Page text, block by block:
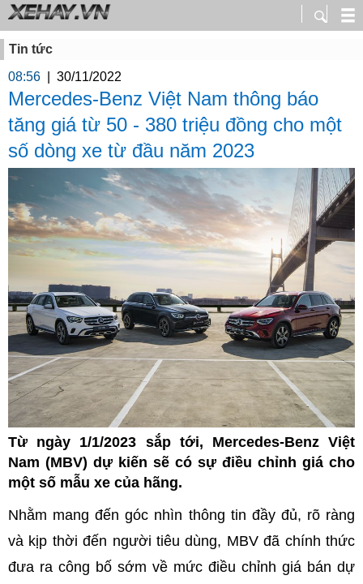
Tin tức
08:56
30/11/2022
Mercedes-Benz Việt Nam thông báo
tăng giá từ 50 - 380 triệu đồng cho một
số dòng xe từ đầu năm 2023
Từ ngày 1/1/2023 sắp tới, Mercedes-Benz Việt
Nam (MBV) dự kiến sẽ có sự điều chỉnh giá cho
một số mẫu xe của hãng.
Nhằm mang đến góc nhìn thông tin đầy đủ, rõ ràng
và kịp thời đến người tiêu dùng, MBV đã chính thức
đưa ra công bố sớm về mức điều chỉnh giá bán dự